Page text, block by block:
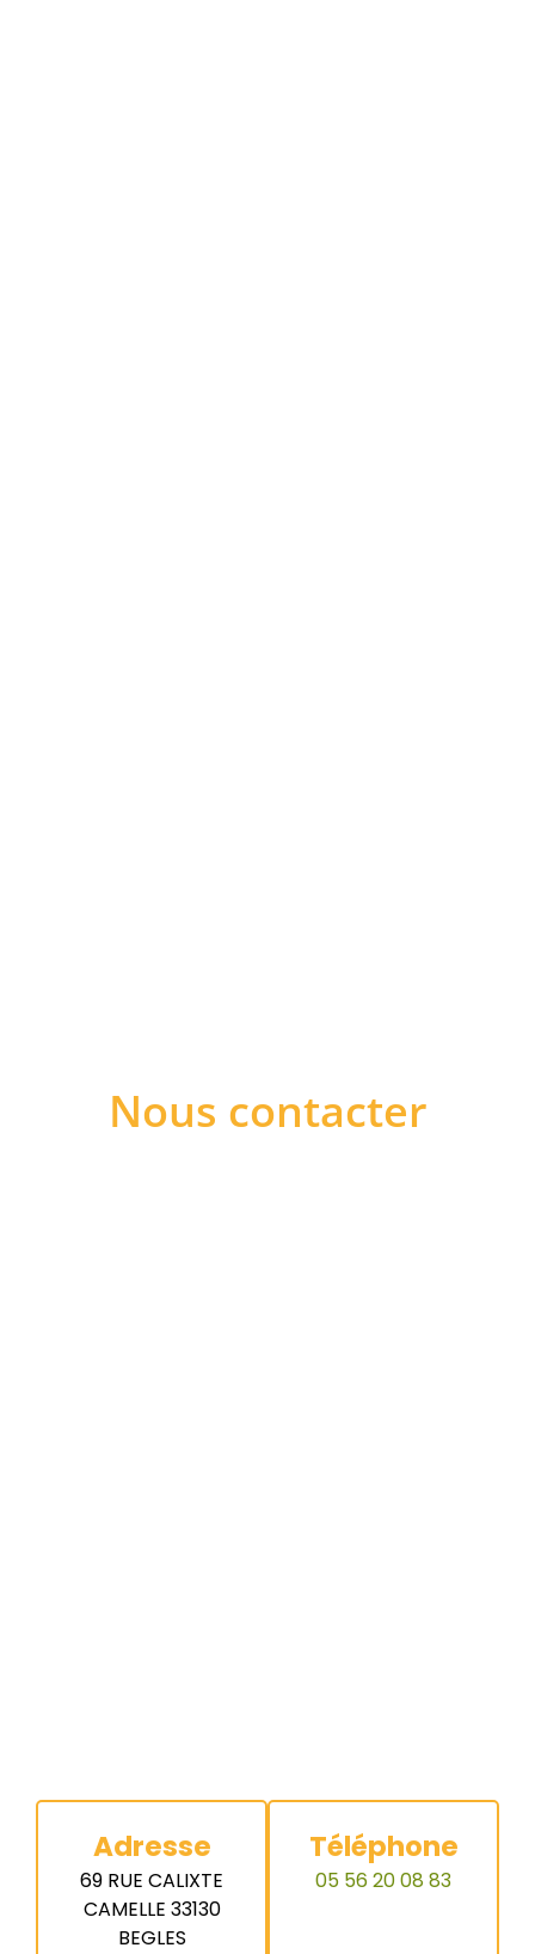
Nous contacter
Adresse
69 RUE CALIXTE
CAMELLE 33130
BEGLES
Téléphone
05 56 20 08 83